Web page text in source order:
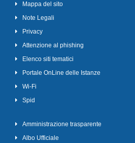
Mappa del sito
Note Legali
Privacy
Attenzione al phishing
Elenco siti tematici
Portale OnLine delle Istanze
Wi-Fi
Spid
Amministrazione trasparente
Albo Ufficiale